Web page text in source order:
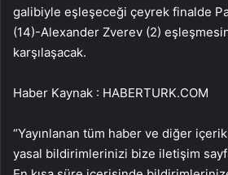
galibiyle eşleşeceği çeyrek finalde
(14)-Alexander Zverev (2)
karşılaşacak.
Haber Kaynak : HABERTURK.COM
“Yayınlanan tüm haber ve diğer
yasal bildirimlerinizi bize iletişim